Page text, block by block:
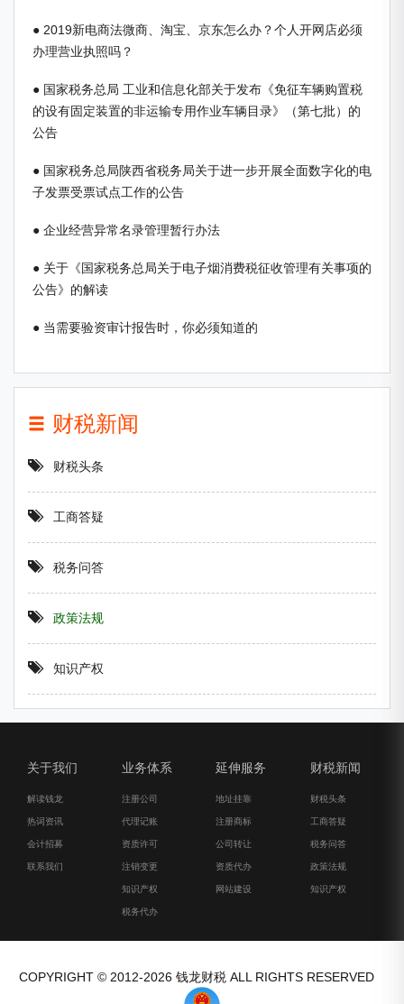
● 2019新电商法微商、淘宝、京东怎么办？个人开网店必须
办理营业执照吗？
● 国家税务总局 工业和信息化部关于发布《免征车辆购置税
的设有固定装置的非运输专用作业车辆目录》（第七批）的
公告
● 国家税务总局陕西省税务局关于进一步开展全面数字化的电
子发票受票试点工作的公告
● 企业经营异常名录管理暂行办法
● 关于《国家税务总局关于电子烟消费税征收管理有关事项的
公告》的解读
● 当需要验资审计报告时，你必须知道的
财税新闻
财税头条
工商答疑
税务问答
政策法规
知识产权
关于我们
解读钱龙
热词资讯
会计招募
联系我们
业务体系
注册公司
代理记账
资质许可
注销变更
知识产权
税务代办
延伸服务
地址挂靠
注册商标
公司转让
资质代办
网站建设
财税新闻
财税头条
工商答疑
税务问答
政策法规
知识产权
COPYRIGHT © 2012-2026 钱龙财税 ALL RIGHTS RESERVED